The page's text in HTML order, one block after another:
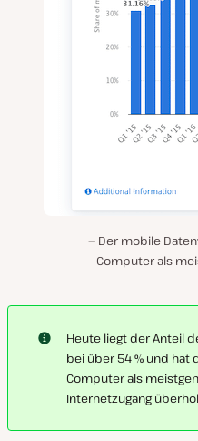
Der mobile
Computer als
Heute liegt der Anteil
bei über 54 % und hat
Computer als
Internetzugang